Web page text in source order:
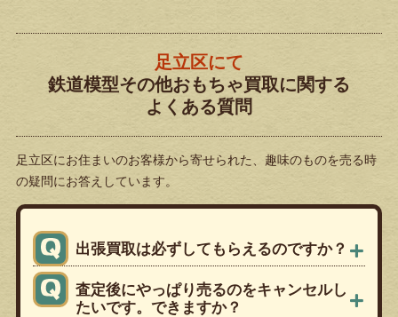
足立区にて
鉄道模型その他おもちゃ買取に関する
よくある質問
足立区にお住まいのお客様から寄せられた、 趣味のものを売る時
の疑問にお答えしています。
出張買取は必ずしてもらえるのですか？
査定後にやっぱり売るのをキャンセルし
たいです。できますか？